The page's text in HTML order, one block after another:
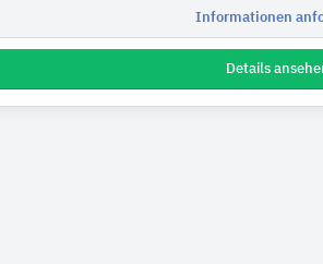
Informationen
Details